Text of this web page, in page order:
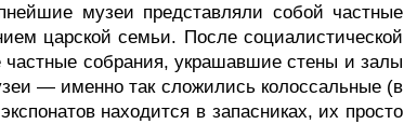
музеи представляли собой частные
царской семьи. После социалистической
собрания, украшавшие стены и залы
— именно так сложились колоссальные (в
находится в запасниках, их просто